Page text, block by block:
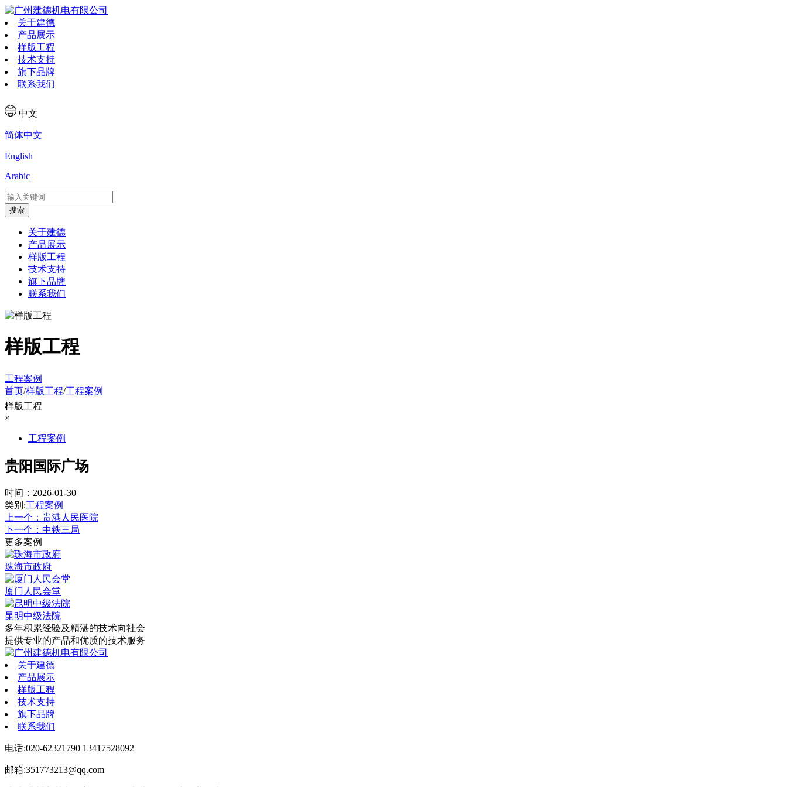
关于建德
产品展示
样版工程
技术支持
旗下品牌
联系我们
中文
简体中文
English
Arabic
搜索
关于建德
产品展示
样版工程
技术支持
旗下品牌
联系我们
样版工程
工程案例
首页/样版工程/工程案例
样版工程
×
工程案例
贵阳国际广场
时间：2026-01-30
类别:工程案例
上一个：贵港人民医院
下一个：中铁三局
更多案例
珠海市政府
厦门人民会堂
昆明中级法院
多年积累经验及精湛的技术向社会
提供专业的产品和优质的技术服务
关于建德
产品展示
样版工程
技术支持
旗下品牌
联系我们
电话:020-62321790 13417528092
邮箱:351773213@qq.com